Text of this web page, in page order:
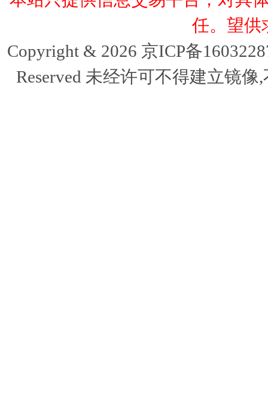
任。望供
Copyright & 2026 京ICP备
Reserved 未经许可不得建立镜